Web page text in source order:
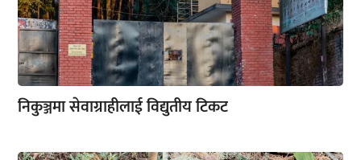
निकुञ्जमा सेवाग्राहीलाई विद्युतीय टिकट